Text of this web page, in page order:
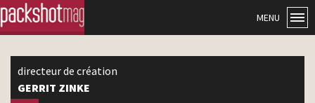
MENU
directeur de création
GERRIT ZINKE